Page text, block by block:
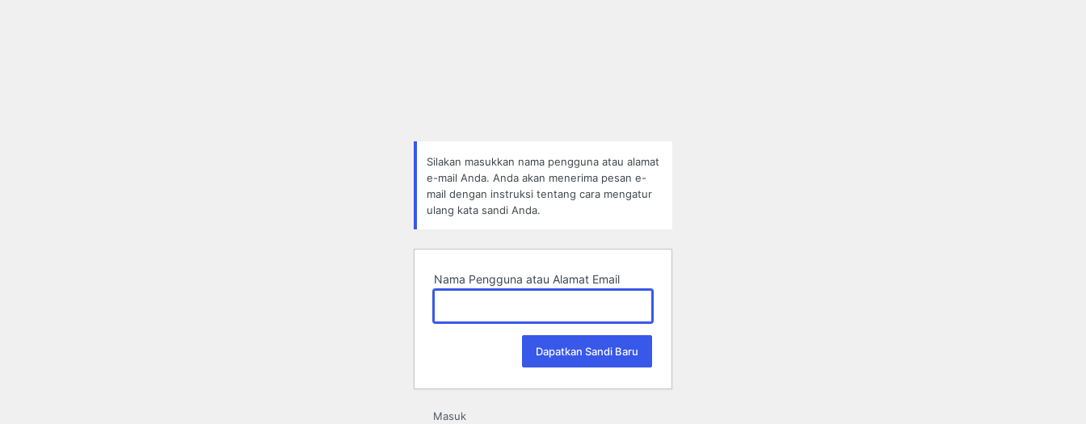
Silakan masukkan nama pengguna atau alamat
e-mail Anda. Anda akan menerima pesan e-
mail dengan instruksi tentang cara mengatur
ulang kata sandi Anda.
Nama Pengguna atau Alamat Email
Masuk